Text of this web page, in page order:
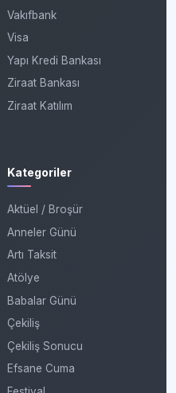
Vakıfbank
Visa
Yapı Kredi Bankası
Ziraat Bankası
Ziraat Katılım
Kategoriler
Aktüel / Broşür
Anneler Günü
Artı Taksit
Atölye
Babalar Günü
Çekiliş
Çekiliş Sonucu
Efsane Cuma